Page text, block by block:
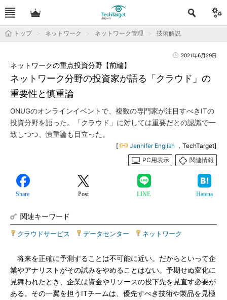
トップ ネットワーク ネットワーク管理 技術解説
2021年6月29日
ネットワーク分野の投資家が語る「クラウド」の
重要性と慎重論
ネットワークの重点投資分野【前編】
ONUGのオンラインイベントで、複数の専門家が注目すべきITの
投資分野を語った。「クラウド」に対しては重要だとの認識で一
致しつつ、慎重論も目立った。
[ Jennifer English ，TechTarget]
PC用表示
関連情報
Share Post LINE Hatena
関連キーワード
クラウドサービス データセンター ネットワーク
将来を正確に予測することは不可能に近い。だからといって企
業やアナリストがその試みをやめることはない。予期せぬ変化に
見舞われたとき、企業は資金やリソースの投下先を見直す必要が
ある。その一翼を担うITチームは、優先すべき技術や製品を見極